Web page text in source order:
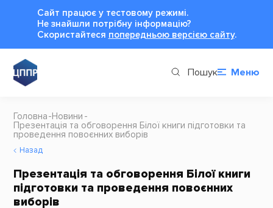
Сайт працює у тестовому режимі.
Не знайшли потрібну інформацію?
Cкористайтеся попередньою версією сайту.
Пошук Меню
Головна Новини
Презентація та обговорення Білої книги підготовки та
проведення повоєнних виборів
Назад
Презентація та обговорення Білої книги
підготовки та проведення повоєнних
виборів